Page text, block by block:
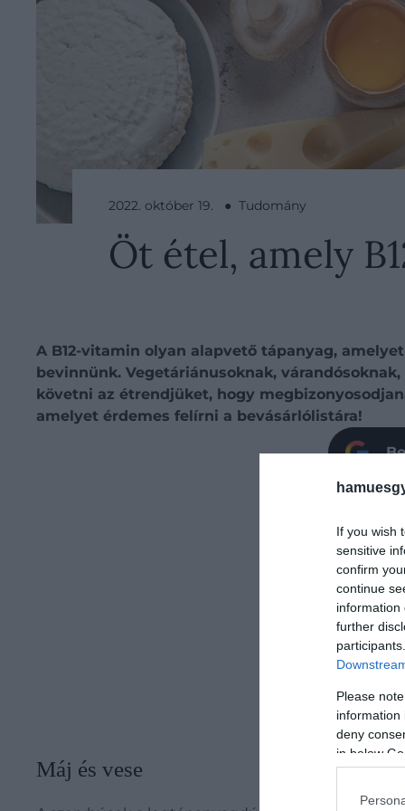
If you wish
sensitive
confirm
continue
information
further
Please
information
deny
in below
2022. október 19. ● Tudomány
Öt étel, amely
A B12-vitamin olyan alapvető tápanyag,
bevinnünk. Vegetáriánusoknak,
követni az étrendjüket, hogy
amelyet érdemes felírni a bevásárlólistára!
Máj és vese